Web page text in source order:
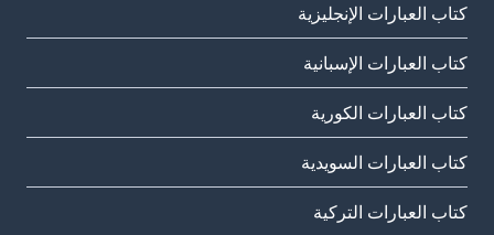
كتاب العبارات الإنجليزية
كتاب العبارات الإسبانية
كتاب العبارات الكورية
كتاب العبارات السويدية
كتاب العبارات التركية